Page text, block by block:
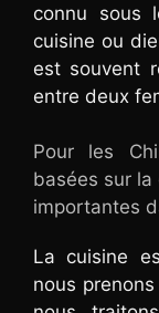
connu sous
cuisine ou
est souvent
entre deux
Pour les
basées sur
importantes
La cuisine
nous